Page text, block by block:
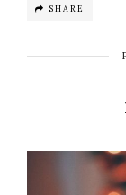
SHARE